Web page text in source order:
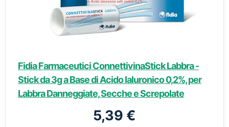
Fidia Farmaceutici ConnettivinaStick Labbra -
Stick da 3g a Base di Acido Ialuronico 0,2%, per
Labbra Danneggiate, Secche e Screpolate
5,39 €